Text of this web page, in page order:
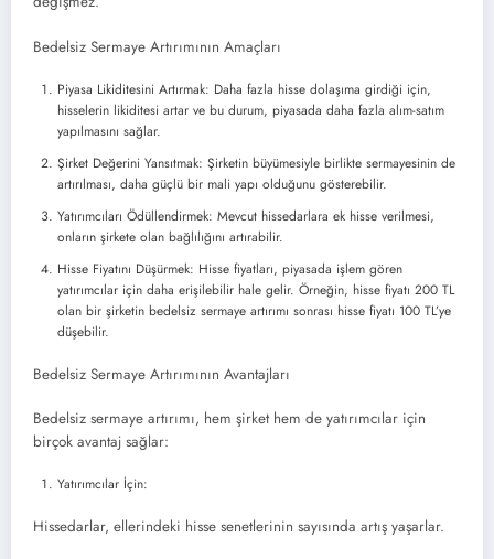
Bedelsiz Sermaye Artırımının Amaçları
Piyasa Likiditesini Artırmak: Daha fazla hisse dolaşıma girdiği için,
hisselerin likiditesi artar ve bu durum, piyasada daha fazla alım-satım
yapılmasını sağlar.
Şirket Değerini Yansıtmak: Şirketin büyümesiyle birlikte sermayesinin de
artırılması, daha güçlü bir mali yapı olduğunu gösterebilir.
Yatırımcıları Ödüllendirmek: Mevcut hissedarlara ek hisse verilmesi,
onların şirkete olan bağlılığını artırabilir.
Hisse Fiyatını Düşürmek: Hisse fiyatları, piyasada işlem gören
yatırımcılar için daha erişilebilir hale gelir. Örneğin, hisse fiyatı 200 TL
olan bir şirketin bedelsiz sermaye artırımı sonrası hisse fiyatı 100 TL’ye
düşebilir.
Bedelsiz Sermaye Artırımının Avantajları
Bedelsiz sermaye artırımı, hem şirket hem de yatırımcılar için
birçok avantaj sağlar:
Yatırımcılar İçin:
Hissedarlar, ellerindeki hisse senetlerinin sayısında artış yaşarlar.